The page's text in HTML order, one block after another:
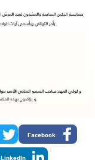
Facebook
LinkedIn